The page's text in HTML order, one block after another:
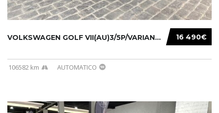
16 490€
VOLKSWAGEN GOLF VII(AU)3/5P/VARIANT(12-16 20...
106582 km AUTOMATICO